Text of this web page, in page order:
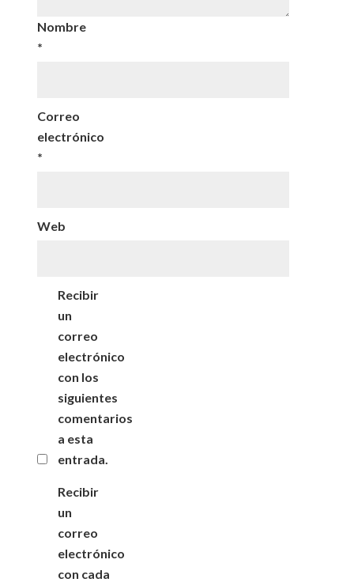
Nombre
*
Correo
electrónico
*
Web
Recibir
un
correo
electrónico
con los
siguientes
comentarios
a esta
entrada.
Recibir
un
correo
electrónico
con cada